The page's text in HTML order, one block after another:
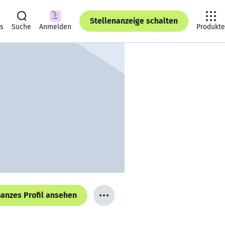
Suche Anmelden
Stellenanzeige schalten
Produkte
Profil ansehen